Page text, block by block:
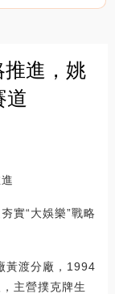
推進，姚
道
實“大娛樂”戰略
黃渡分廠，1994
主營撲克牌生